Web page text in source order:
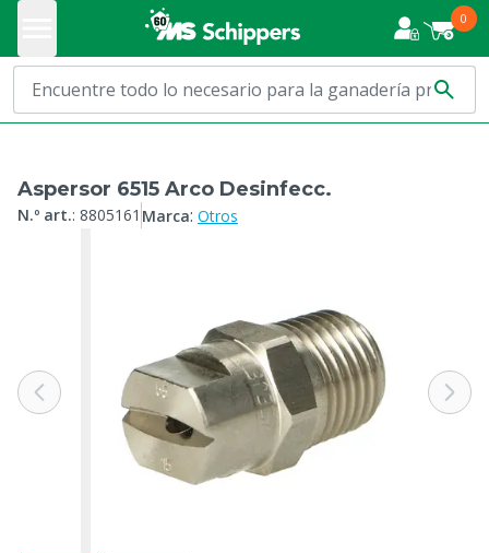
0
Aspersor 6515 Arco Desinfecc.
N.º art.: 8805161 Marca: Otros